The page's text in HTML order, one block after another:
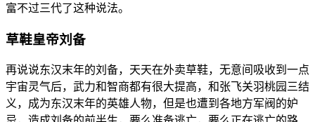
富不过三代了这种说法。
草鞋皇帝刘备
再说说东汉末年的刘备，天天在外卖草鞋，无意间吸收到一点
宇宙灵气后，武力和智商都有很大提高，和张飞关羽桃园三结
义，成为东汉末年的英雄人物，但是也遭到各地方军阀的妒